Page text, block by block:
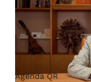
Agenda QR